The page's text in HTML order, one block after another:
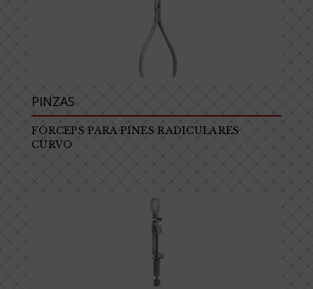
PINZAS
FÓRCEPS PARA PINES RADICULARES
CURVO